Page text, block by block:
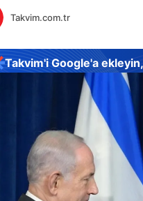
Takvim.com.tr
Takvim'i Google'a